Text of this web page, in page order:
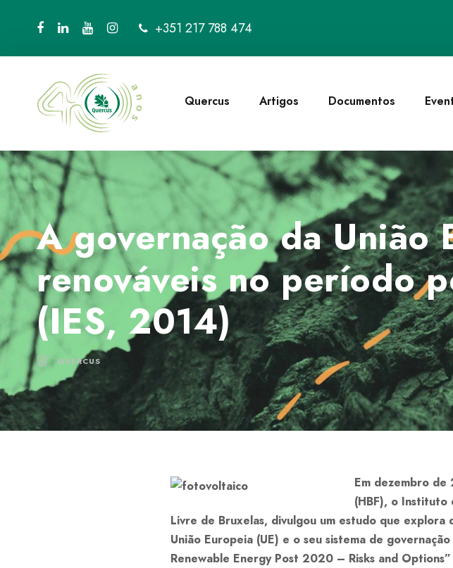
+351 217 788 474
Quercus Artigos Documentos
A governação da União
renováveis no período
(IES, 2014)
QUERCUS
Em dezembro
(HBF), o Instituto
Livre de Bruxelas, divulgou um estudo que
União Europeia (UE) e o seu sistema de
Renewable Energy Post 2020 – Risks and